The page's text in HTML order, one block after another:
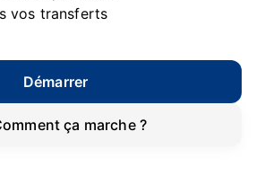
vos transferts
Démarrer
ça marche ?